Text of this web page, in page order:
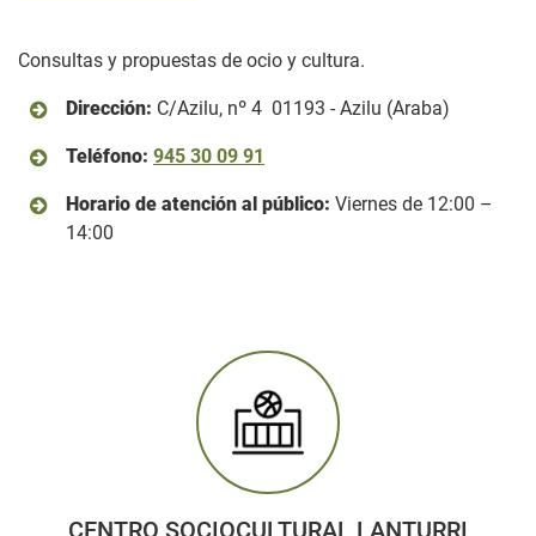
Consultas y propuestas de ocio y cultura.
Dirección: C/Azilu, nº 4 01193 - Azilu (Araba)
Teléfono: 945 30 09 91
Horario de atención al público: Viernes de 12:00 –
14:00
CENTRO SOCIOCULTURAL LANTURRI